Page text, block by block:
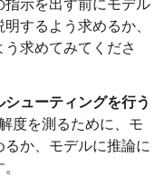
示を出す前にモデル
するよう求めるか、
求めてみてくださ
ューティングを行う
度を測るために、モ
か、モデルに推論に